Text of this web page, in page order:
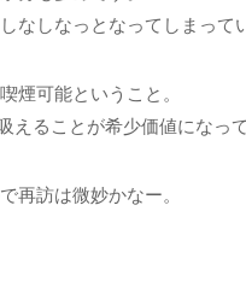
しなっとなってしまって
煙可能ということ。
ることが希少価値になっ
再訪は微妙かなー。